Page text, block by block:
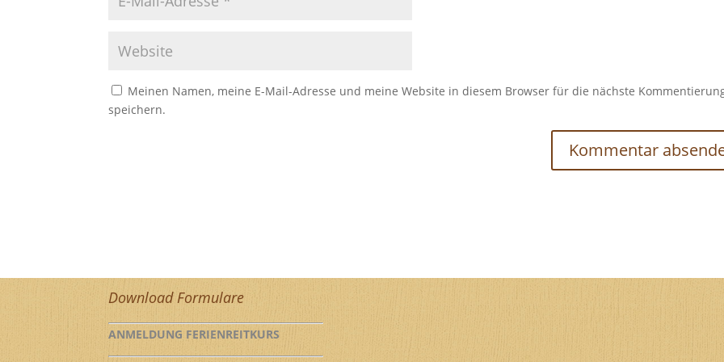
Meinen Namen, meine E-Mail-Adresse und meine Website in diesem Browser für die nächste
speichern.
Download Formulare
ANMELDUNG FERIENREITKURS